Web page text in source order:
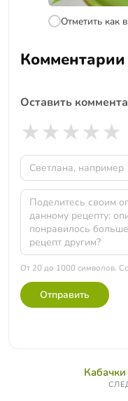
Отметить как
Комментарии
Оставить
★★★★★
От 20 до 1000 символов.
Отправить